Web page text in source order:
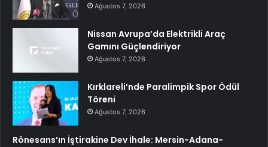
Ağustos 7, 2026
Nissan Avrupa’da Elektrikli Araç
Gamını Güçlendiriyor
Ağustos 7, 2026
Kırklareli’nde Paralimpik Spor Ödül
Töreni
Ağustos 7, 2026
Rönesans’ın İştirakine Dev İhale: Mersin-Adana-